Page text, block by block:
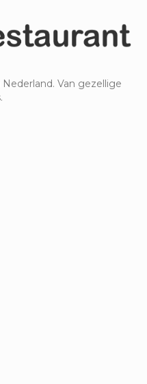
Van gezellige